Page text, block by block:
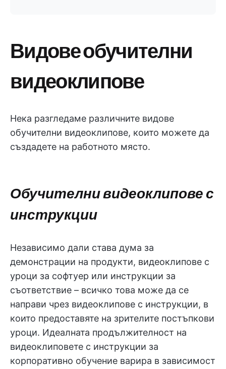
Видове обучителни
видеоклипове
Нека разгледаме различните видове
обучителни видеоклипове, които можете да
създадете на работното място.
Обучителни видеоклипове с
инструкции
Независимо дали става дума за
демонстрации на продукти, видеоклипове с
уроци за софтуер или инструкции за
съответствие – всичко това може да се
направи чрез видеоклипове с инструкции, в
които предоставяте на зрителите постъпкови
уроци. Идеалната продължителност на
видеоклиповете с инструкции за
корпоративно обучение варира в зависимост